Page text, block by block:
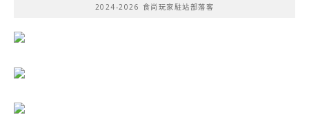
2024-2026 食尚玩家駐站部落客